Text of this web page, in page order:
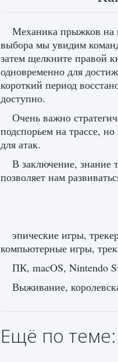
Механика прыжков на
выбора мы увидим
затем щелкните правой
одновременно для
короткий период
доступно.
Очень важно
подспорьем на трассе,
для атак.
В заключение, знание
позволяет нам
эпические игры,
компьютерные игры,
ПК, macOS, Nintendo
Выживание,
Ещё по теме: